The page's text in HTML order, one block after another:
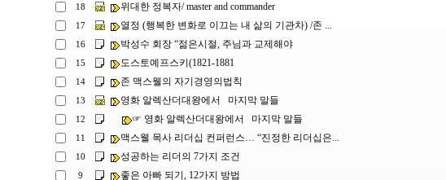
18 위대한 정복자/ master and commander
17 열정 (행복한 변화로 이끄는 내 삶의 기관차) /존 ...
16 박성수 회장 “젊은시절, 주님과 교제해야
15 도스토예프스키(1821-1881
14 존 맥스웰의 자기경영의법칙
13 영화 알렉산더대왕에서 마지막 말들
12 ☞ 영화 알렉산더대왕에서 마지막 말들
11 맥스웰 목사 리더십 컨퍼런스… “진정한 리더십은...
10 성공하는 리더의 7가지 조건
9 좋은 아빠 되기, 12가지 방법